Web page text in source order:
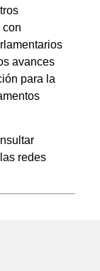
con
avances
para la
redes